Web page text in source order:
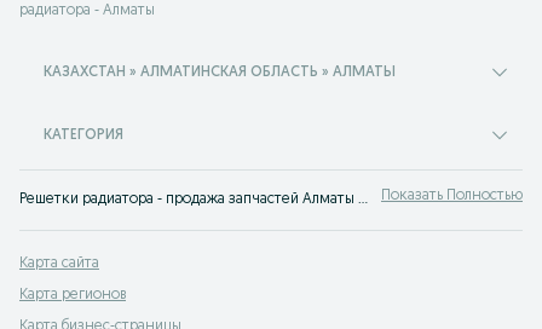
радиатора - Алматы
КАЗАХСТАН » АЛМАТИНСКАЯ ОБЛАСТЬ » АЛМАТЫ
КАТЕГОРИЯ
Решетки радиатора - продажа запчастей Алматы ✔️ Купить новые и б/у запчасти Решетки радиатора по выгодной цене ➤ OLX.kz! Показать Полностью
Карта сайта
Карта регионов